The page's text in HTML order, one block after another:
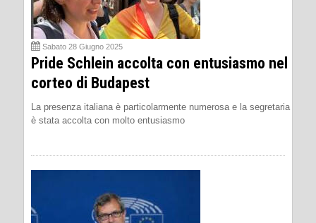
Sabato 28 Giugno 2025
Pride Schlein accolta con entusiasmo nel
corteo di Budapest
La presenza italiana è particolarmente numerosa e la segretaria
è stata accolta con molto entusiasmo